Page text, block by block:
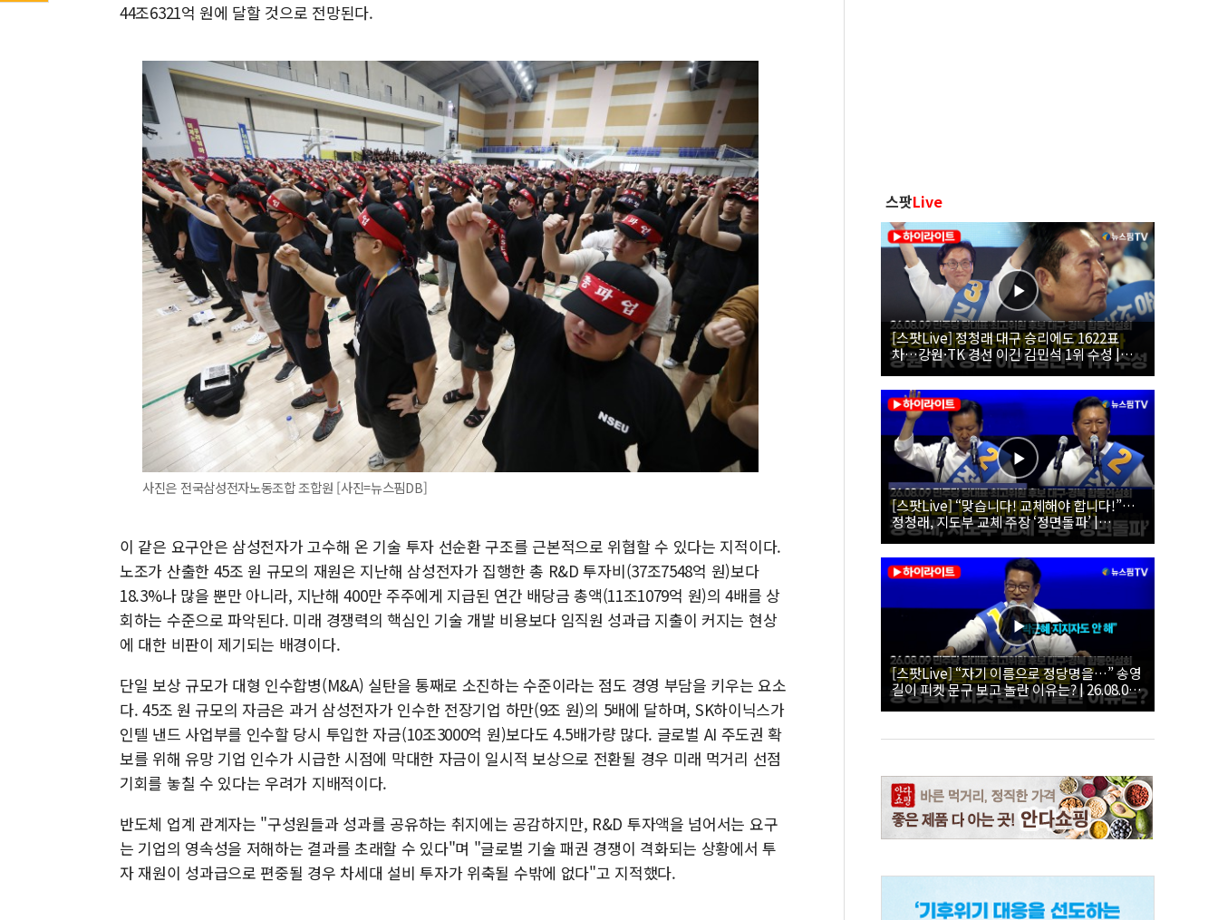
44조6321억 원에 달할 것으로 전망된다.
사진은 전국삼성전자노동조합 조합원 [사진=뉴스핌DB]
이 같은 요구안은 삼성전자가 고수해 온 기술 투자 선순환 구조를 근본적으로 위협할 수 있다는 지적이다.
노조가 산출한 45조 원 규모의 재원은 지난해 삼성전자가 집행한 총 R&D 투자비(37조7548억 원)보다
18.3%나 많을 뿐만 아니라, 지난해 400만 주주에게 지급된 연간 배당금 총액(11조1079억 원)의 4배를 상
회하는 수준으로 파악된다. 미래 경쟁력의 핵심인 기술 개발 비용보다 임직원 성과급 지출이 커지는 현상
에 대한 비판이 제기되는 배경이다.
단일 보상 규모가 대형 인수합병(M&A) 실탄을 통째로 소진하는 수준이라는 점도 경영 부담을 키우는 요소
다. 45조 원 규모의 자금은 과거 삼성전자가 인수한 전장기업 하만(9조 원)의 5배에 달하며, SK하이닉스가
인텔 낸드 사업부를 인수할 당시 투입한 자금(10조3000억 원)보다도 4.5배가량 많다. 글로벌 AI 주도권 확
보를 위해 유망 기업 인수가 시급한 시점에 막대한 자금이 일시적 보상으로 전환될 경우 미래 먹거리 선점
기회를 놓칠 수 있다는 우려가 지배적이다.
반도체 업계 관계자는 "구성원들과 성과를 공유하는 취지에는 공감하지만, R&D 투자액을 넘어서는 요구
는 기업의 영속성을 저해하는 결과를 초래할 수 있다"며 "글로벌 기술 패권 경쟁이 격화되는 상황에서 투
자 재원이 성과급으로 편중될 경우 차세대 설비 투자가 위축될 수밖에 없다"고 지적했다.
스팟Live
[스팟Live] 정청래 대구 승리에도 1622표
차…강원·TK 경선 이긴 김민석 1위 수성 |
26.08.09 더불어민주당 당대표·최고위원 후
보 대구·경북 합동연설회
[스팟Live] “맞습니다! 교체해야 합니다!”…
정청래, 지도부 교체 주장 ‘정면돌파’ |
26.08.09 더불어민주당 당대표·최고위원 후
보 대구·경북 합동연설회
[스팟Live] “자기 이름으로 정당명을…” 송영
길이 피켓 문구 보고 놀란 이유는? | 26.08.09
더불어민주당 당대표·최고위원 후보 대구·경